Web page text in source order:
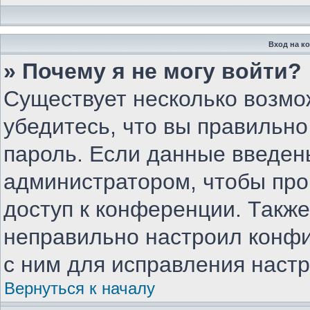
Вход на
» Почему я не могу войти?
Существует несколько
убедитесь, что вы
пароль. Если данные
администратором, чтобы
доступ к конференции.
неправильно настроил
с ним для исправления
Вернуться к началу